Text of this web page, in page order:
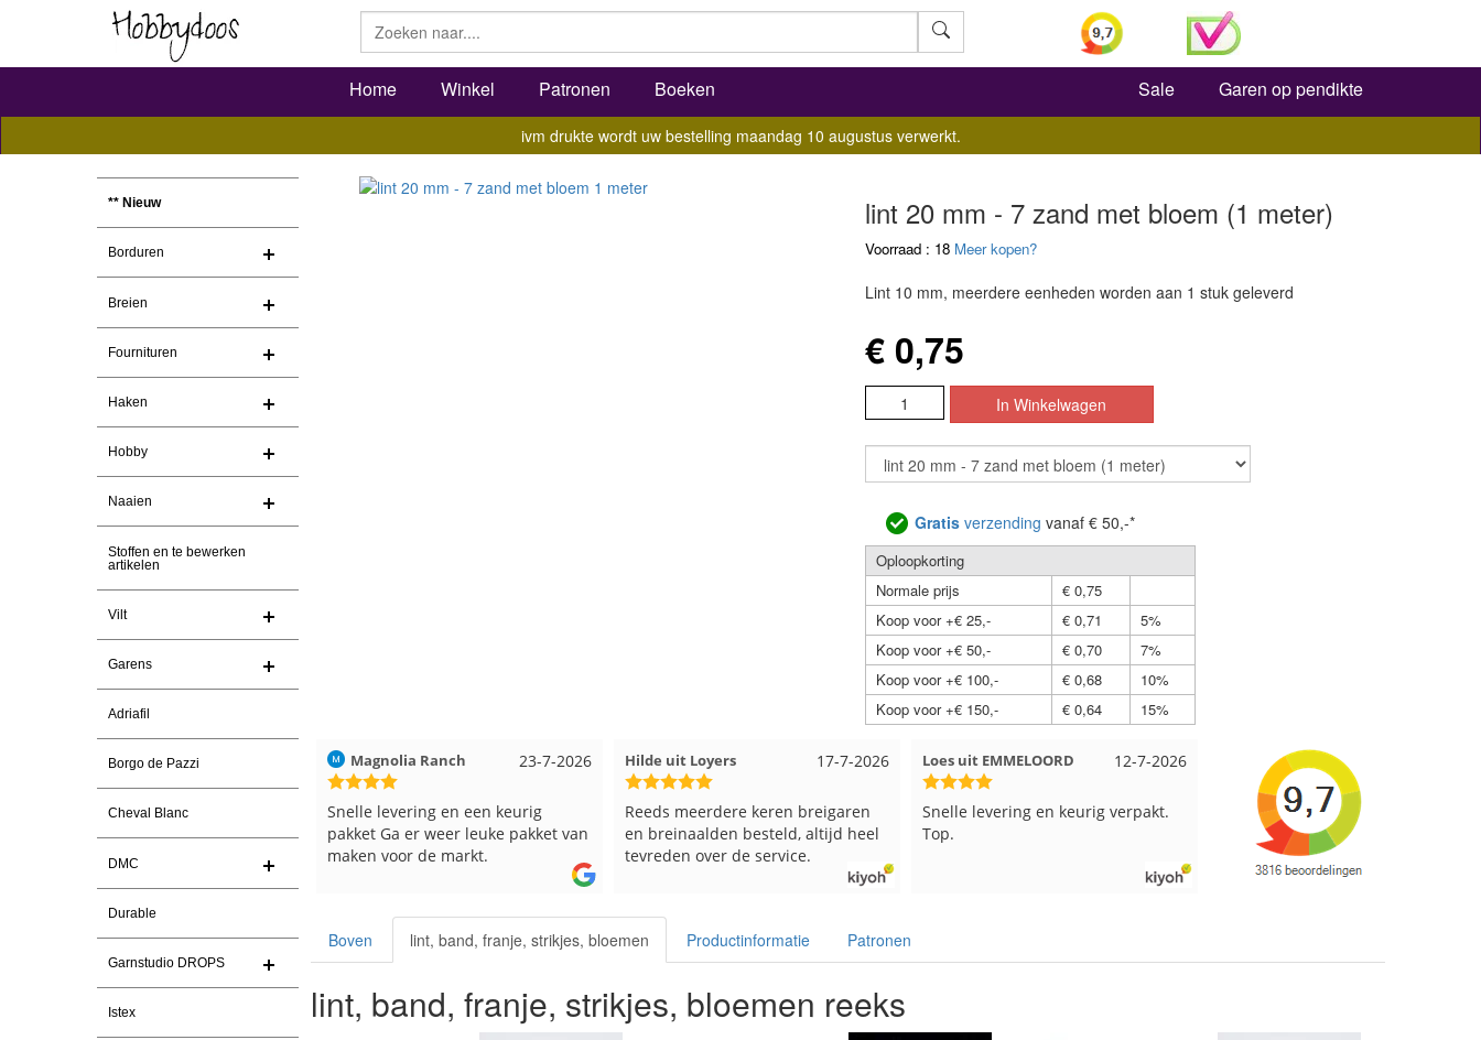
Zoeken
Home Winkel Patronen Boeken Sale Garen op pendikte
ivm drukte wordt uw bestelling maandag 10 augustus verwerkt.
** Nieuw
Borduren
Breien
Fournituren
Haken
Hobby
Naaien
Stoffen en te bewerken
artikelen
Vilt
Garens
Adriafil
Borgo de Pazzi
Cheval Blanc
DMC
Durable
Garnstudio DROPS
Istex
lint 20 mm - 7 zand met bloem (1 meter)
Voorraad : 18 Meer kopen?
Lint 10 mm, meerdere eenheden worden aan 1 stuk geleverd
€ 0,75
Gratisverzending vanaf € 50,-*
Oploopkorting
Normale prijs
€ 0,75
Koop voor +€ 25,-
€ 0,71
5%
Koop voor +€ 50,-
€ 0,70
7%
Koop voor +€ 100,-
€ 0,68
10%
Koop voor +€ 150,-
€ 0,64 15%
Christel Vanderlinden
Snelle levering. En prima garen
23-7-2026
Magnolia Ranch
Snelle levering en een keurig
pakket Ga er weer leuke pakket van
maken voor de markt.
17-7-2026
Hilde uit Loyers
Reeds meerdere keren breigaren
en breinaalden besteld, altijd heel
tevreden over de service.
12-7-2026
Loes uit EMMELOORD
Snelle levering en keurig verpakt.
Top.
Nell uit Beuningen
Goed verpakt en snelgeleverd
Boven lint, band, franje, strikjes, bloemen Productinformatie Patronen
lint, band, franje, strikjes, bloemen reeks